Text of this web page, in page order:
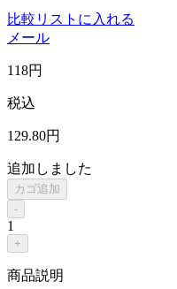
比較リストに入れる
メール
118円
税込
129.80円
追加しました
カゴ追加
-
1
+
商品説明